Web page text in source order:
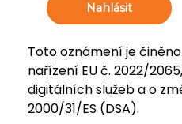
Nahlásit
Toto oznámení je činěno
nařízení EU č. 2022/
digitálních služeb a o
2000/31/ES (DSA).